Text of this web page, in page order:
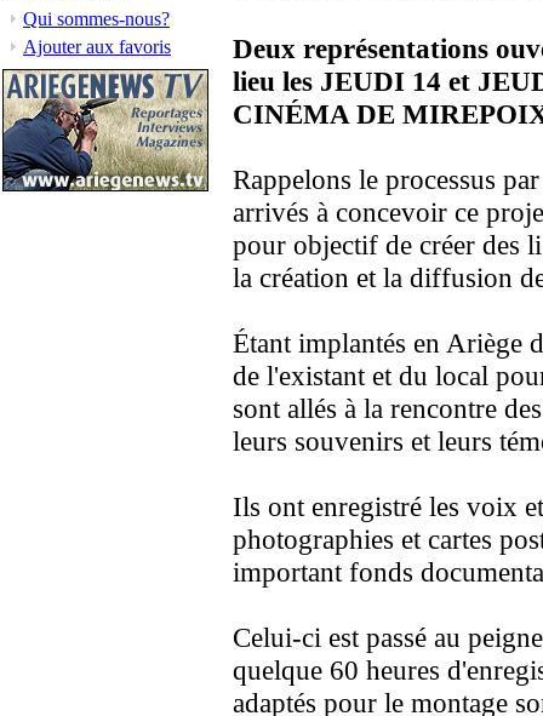
Qui sommes-nous?
Ajouter aux favoris
Deux représentations
lieu les JEUDI 14 et
CINÉMA DE
Rappelons le processus
arrivés à concevoir ce
pour objectif de créer des
la création et la diffusion
Étant implantés en Ariège
de l'existant et du local
sont allés à la rencontre
leurs souvenirs et leurs
Ils ont enregistré les voix
photographies et cartes
important fonds
Celui-ci est passé au
quelque 60 heures
adaptés pour le montage